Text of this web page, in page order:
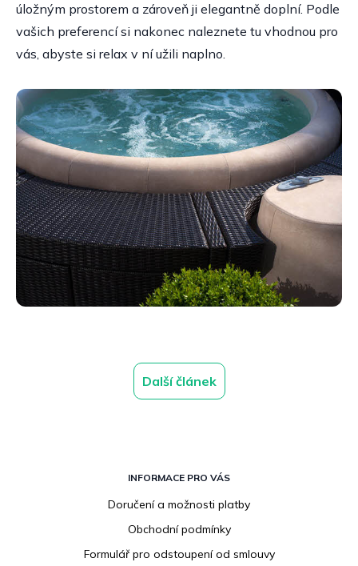
úložným prostorem a zároveň ji elegantně doplní. Podle
vašich preferencí si nakonec naleznete tu vhodnou pro
vás, abyste si relax v ní užili naplno.
Další článek
INFORMACE PRO VÁS
Doručení a možnosti platby
Obchodní podmínky
Formulář pro odstoupení od smlouvy